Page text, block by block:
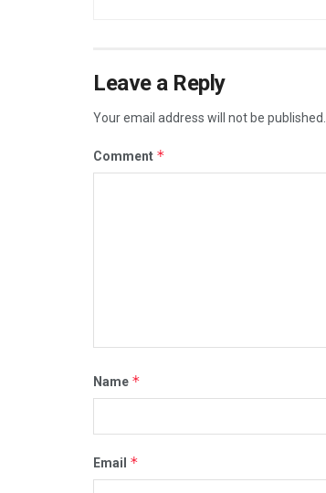
Leave a Reply
Your email address will not be published.
Comment *
Name *
Email *